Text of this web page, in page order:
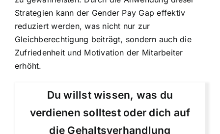
Strategien kann der Gender Pay Gap effektiv
reduziert werden, was nicht nur zur
Gleichberechtigung beiträgt, sondern auch die
Zufriedenheit und Motivation der Mitarbeiter
erhöht.
Du willst wissen, was du
verdienen solltest oder dich auf
die Gehaltsverhandlung